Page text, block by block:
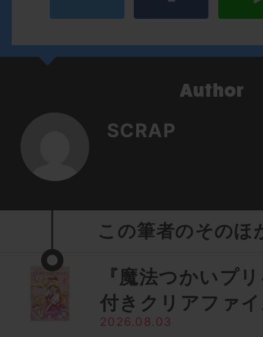
SCRAP
この筆者のそのほ
『魔法つかいプ
付きクリアファ
2026.08.03